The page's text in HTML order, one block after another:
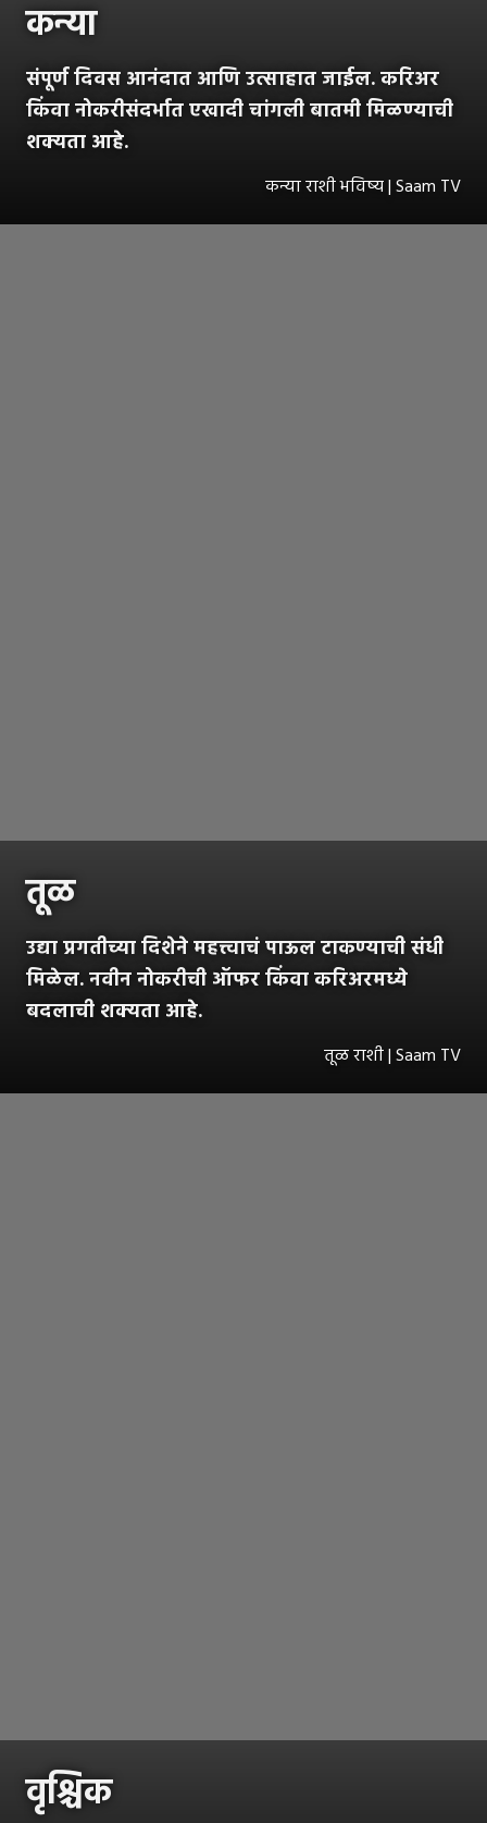
कन्या
संपूर्ण दिवस आनंदात आणि उत्साहात जाईल. करिअर
किंवा नोकरीसंदर्भात एखादी चांगली बातमी मिळण्याची
शक्यता आहे.
कन्या राशी भविष्य | Saam TV
तूळ
उद्या प्रगतीच्या दिशेने महत्त्वाचं पाऊल टाकण्याची संधी
मिळेल. नवीन नोकरीची ऑफर किंवा करिअरमध्ये
बदलाची शक्यता आहे.
तूळ राशी | Saam TV
वृश्चिक